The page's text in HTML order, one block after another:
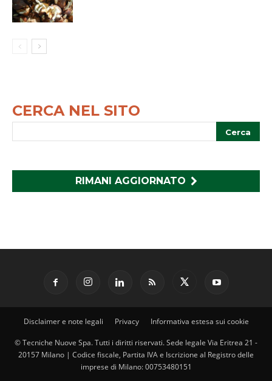
CERCA NEL SITO
RIMANI AGGIORNATO
Disclaimer e note legali Privacy Informativa estesa sui cookie
© Tecniche Nuove Spa. Tutti i diritti riservati. Sede legale Via Eritrea 21 -
20157 Milano | Codice fiscale, Partita IVA e Iscrizione al Registro delle
imprese di Milano: 00753480151